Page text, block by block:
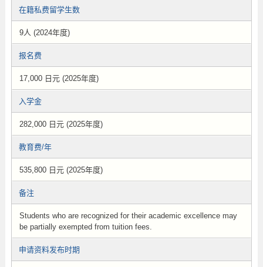
在籍私费留学生数
9人 (2024年度)
报名费
17,000 日元 (2025年度)
入学金
282,000 日元 (2025年度)
教育费/年
535,800 日元 (2025年度)
备注
Students who are recognized for their academic excellence may
be partially exempted from tuition fees.
申请资料发布时期